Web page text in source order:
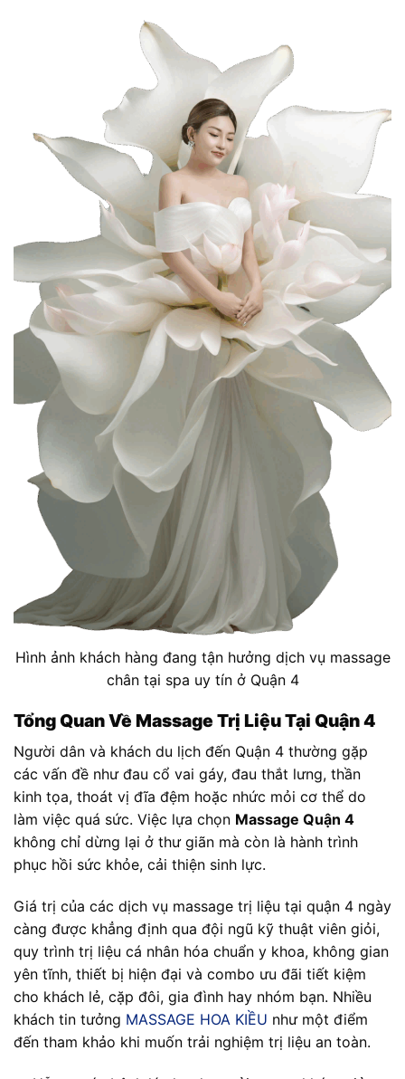
Hình ảnh khách hàng đang tận hưởng dịch vụ massage
chân tại spa uy tín ở Quận 4
Tổng Quan Về Massage Trị Liệu Tại Quận 4
Người dân và khách du lịch đến Quận 4 thường gặp
các vấn đề như đau cổ vai gáy, đau thắt lưng, thần
kinh tọa, thoát vị đĩa đệm hoặc nhức mỏi cơ thể do
làm việc quá sức. Việc lựa chọn Massage Quận 4
không chỉ dừng lại ở thư giãn mà còn là hành trình
phục hồi sức khỏe, cải thiện sinh lực.
Giá trị của các dịch vụ massage trị liệu tại quận 4 ngày
càng được khẳng định qua đội ngũ kỹ thuật viên giỏi,
quy trình trị liệu cá nhân hóa chuẩn y khoa, không gian
yên tĩnh, thiết bị hiện đại và combo ưu đãi tiết kiệm
cho khách lẻ, cặp đôi, gia đình hay nhóm bạn. Nhiều
khách tin tưởng MASSAGE HOA KIỀU như một điểm
đến tham khảo khi muốn trải nghiệm trị liệu an toàn.